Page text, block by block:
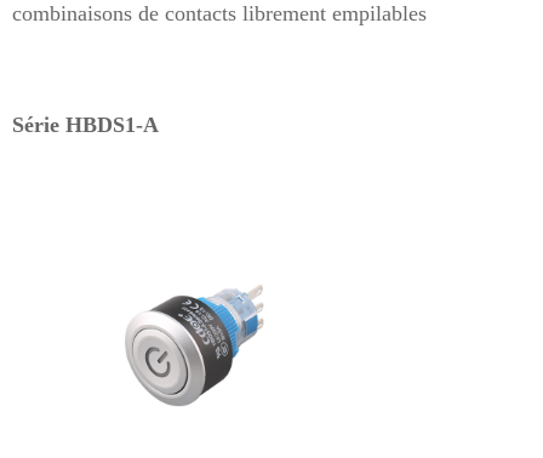
combinaisons de contacts librement empilables
Série HBDS1-A